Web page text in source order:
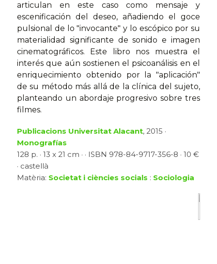
articulan en este caso como mensaje y
escenificación del deseo, añadiendo el goce
pulsional de lo "invocante" y lo escópico por su
materialidad significante de sonido e imagen
cinematográficos. Este libro nos muestra el
interés que aún sostienen el psicoanálisis en el
enriquecimiento obtenido por la "aplicación"
de su método más allá de la clínica del sujeto,
planteando un abordaje progresivo sobre tres
filmes.
Publicacions Universitat Alacant, 2015 ·
Monografías
128 p. · 13 x 21 cm · · ISBN 978-84-9717-356-8 · 10 €
· castellà
Matèria: Societat i ciències socials : Sociologia